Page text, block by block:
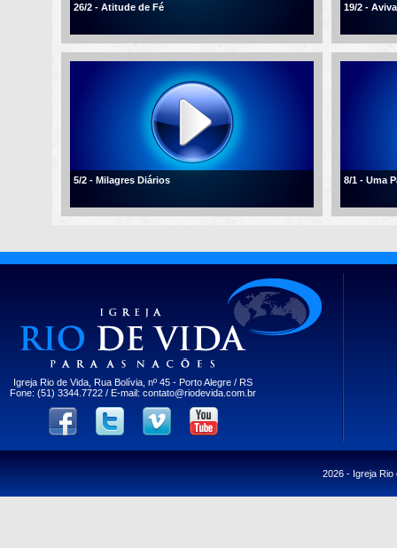
26/2 - Atitude de Fé 19/2 -
5/2 - Milagres Diários 8/1 - Uma
Igreja Rio de Vida, Rua Bolívia, nº 45 - Porto Alegre / RS
Fone: (51) 3344.7722 / E-mail:contato@riodevida.com.br
2026 - Igreja Rio